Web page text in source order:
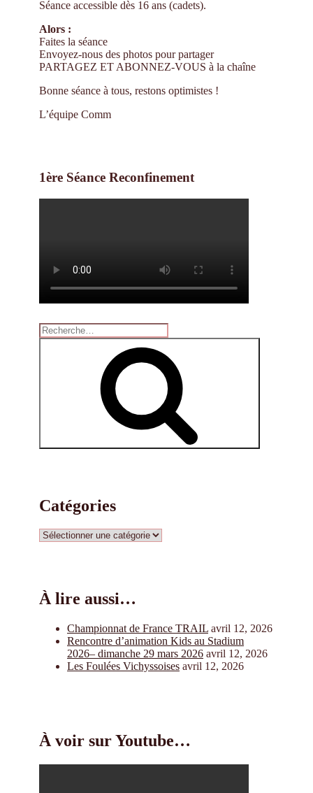
Séance accessible dès 16 ans (cadets).
Alors :
Faites la séance
Envoyez-nous des photos pour partager
PARTAGEZ ET ABONNEZ-VOUS à la chaîne
Bonne séance à tous, restons optimistes !
L’équipe Comm
1ère Séance Reconfinement
Recherche
pour
Catégories
Catégories
À lire aussi…
Championnat de France TRAIL avril 12, 2026
Rencontre d’animation Kids au Stadium
2026– dimanche 29 mars 2026 avril 12, 2026
Les Foulées Vichyssoises avril 12, 2026
À voir sur Youtube…